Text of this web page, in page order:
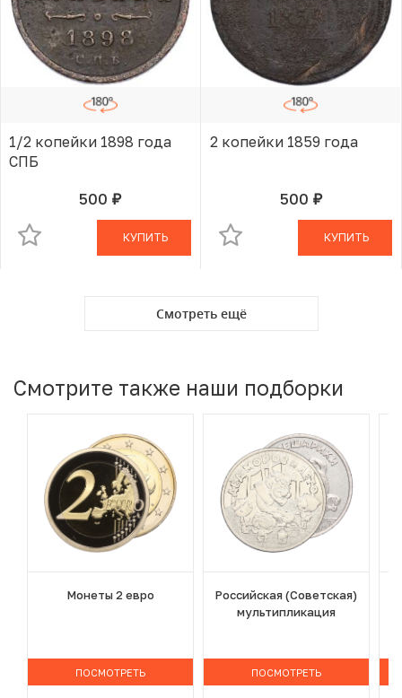
1/2 копейки 1898 года
СПБ
500 руб.В КОРЗИНЕ
КУПИТЬ
2 копейки 1859 года
500 руб.В КОРЗИНЕ
КУПИТЬ
Смотреть ещё
Смотрите также наши подборки
Монеты 2 евро
ПОСМОТРЕТЬ
Российская (Советская)
мультипликация
ПОСМОТРЕТЬ